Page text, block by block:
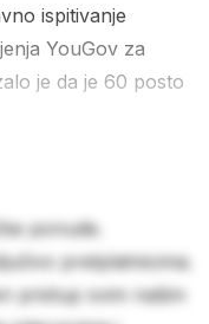
ispitivanje
YouGov za
je da je 60 posto
ponude.
pretplatnicima.
pristup svim našim